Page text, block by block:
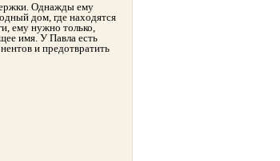
Однажды ему
дом, где находятся
ему нужно только,
имя. У Павла есть
и предотвратить